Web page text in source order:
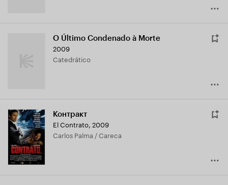
O Último Condenado à Morte
2009
Catedrático
Контракт
El Contrato, 2009
Carlos Palma / Careca